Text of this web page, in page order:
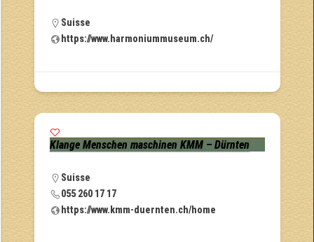
Suisse
https://www.harmoniummuseum.ch/
Klange Menschen maschinen KMM – Dürnten
Suisse
055 260 17 17
https://www.kmm-duernten.ch/home